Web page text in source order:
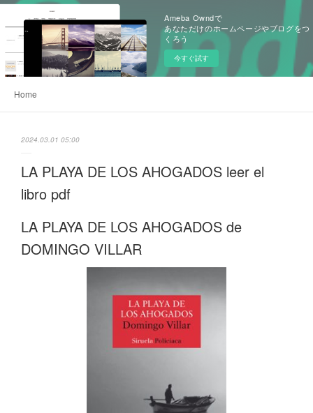
Ameba Owndで
あなただけのホームページやブログをつ
くろう
今すぐ試す
Home
2024.03.01 05:00
LA PLAYA DE LOS AHOGADOS leer el
libro pdf
LA PLAYA DE LOS AHOGADOS de
DOMINGO VILLAR